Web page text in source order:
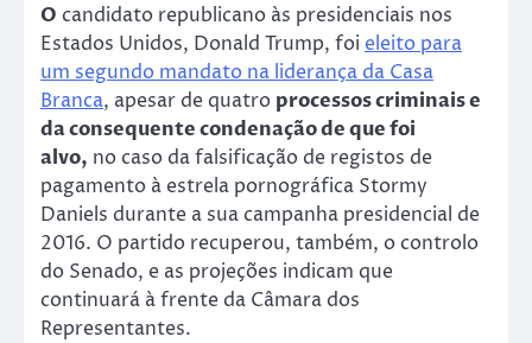
O candidato republicano às presidenciais nos
Estados Unidos, Donald Trump, foi eleito para
um segundo mandato na liderança da Casa
Branca, apesar de quatro processos criminais e
da consequente condenação de que foi
alvo, no caso da falsificação de registos de
pagamento à estrela pornográfica Stormy
Daniels durante a sua campanha presidencial de
2016. O partido recuperou, também, o controlo
do Senado, e as projeções indicam que
continuará à frente da Câmara dos
Representantes.